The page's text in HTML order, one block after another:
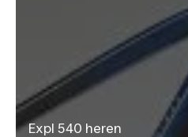
Expl 540 heren